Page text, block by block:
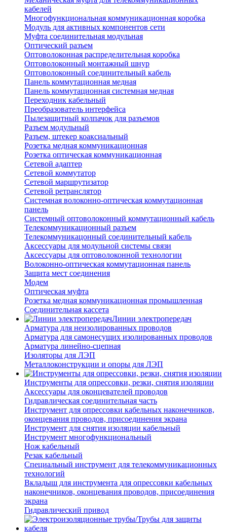
кабелей
Многофункциональная коммуникационная коробка
Модуль для активных компонентов сети
Муфта соединительная модульная
Оптический разъем
Оптоволоконная распределительная коробка
Оптоволоконный монтажный шнур
Оптоволоконный соединительный кабель
Панель коммутационная медная
Панель коммутационная системная медная
Переходник кабельный
Преобразователь интерфейса
Пылезащитный колпачок для разъемов
Разъем модульный
Разъем, штекер коаксиальный
Розетка медная коммуникационная
Розетка оптическая коммуникационная
Сетевой адаптер
Сетевой коммутатор
Сетевой маршрутизатор
Сетевой ретранслятор
Системная волоконно-оптическая коммутационная
панель
Системный оптоволоконный коммутационный кабель
Телекоммуникационный разъем
Телекоммуникацонный соединительный кабель
Аксессуары для модульной системы связи
Аксессуары для оптоволоконной технологии
Волоконно-оптическая коммутационная панель
Защита мест соединения
Модем
Оптическая муфта
Розетка медная коммуникационная промышленная
Соединительная кассета
Линии электропередач
Арматура для неизолированных проводов
Арматура для самонесущих изолированных проводов
Арматура линейно-сцепная
Изоляторы для ЛЭП
Металлоконструкции и опоры для ЛЭП
Инструменты для опрессовки, резки, снятия изоляции
Аксессуары для оконцевателей проводов
Гидравлическая соединительная часть
Инструмент для опрессовки кабельных наконечников,
оконцевания проводов, присоединения экрана
Инструмент для снятия изоляции кабельный
Инструмент многофункциональный
Нож кабельный
Резак кабельный
Специальный инструмент для телекоммуникационных
технологий
Вкладыш для инструмента для опрессовки кабельных
наконечников, оконцевания проводов, присоединения
экрана
Гидравлический привод